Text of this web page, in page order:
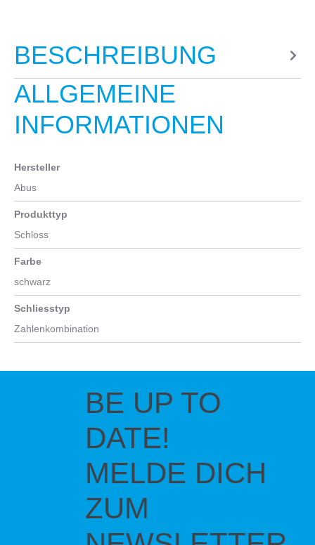
BESCHREIBUNG
ALLGEMEINE
INFORMATIONEN
Hersteller
Abus
Produkttyp
Schloss
Farbe
schwarz
Schliesstyp
Zahlenkombination
BE UP TO
DATE!
MELDE DICH
ZUM